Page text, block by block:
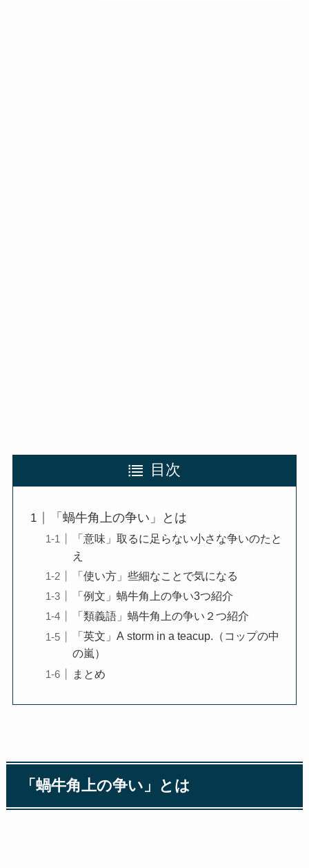
目次
「蝸牛角上の争い」とは
「意味」取るに足らない小さな争いのたと
え
「使い方」些細なことで気になる
「例文」蝸牛角上の争い3つ紹介
「類義語」蝸牛角上の争い２つ紹介
「英文」A storm in a teacup.（コップの中
の嵐）
まとめ
「蝸牛角上の争い」とは